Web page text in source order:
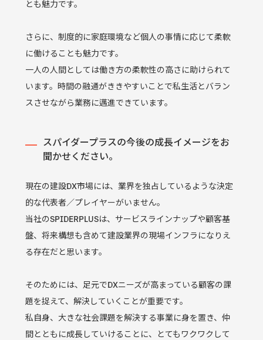
とも魅力です。
さらに、制度的に家庭環境など個人の事情に応じて柔軟
に働けることも魅力です。
一人の人間としては働き方の柔軟性の高さに助けられて
います。時間の融通がききやすいことで私生活とバラン
スさせながら業務に邁進できています。
スパイダープラスの今後の成長イメージをお
聞かせください。
現在の建設DX市場には、業界を独占しているような決定
的な代表者／プレイヤーがいません。
当社のSPIDERPLUSは、サービスラインナップや顧客基
盤、将来構想も含めて建設業界の現場インフラになりえ
る存在だと思います。
そのためには、足元でDXニーズが高まっている顧客の課
題を捉えて、解決していくことが重要です。
私自身、大きな社会課題を解決する事業に身を置き、仲
間とともに成長していけることに、とてもワクワクして